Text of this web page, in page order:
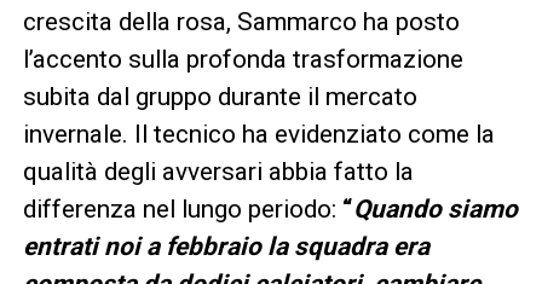
crescita della rosa, Sammarco ha posto
l’accento sulla profonda trasformazione
subita dal gruppo durante il mercato
invernale. Il tecnico ha evidenziato come la
qualità degli avversari abbia fatto la
differenza nel lungo periodo: “Quando siamo
entrati noi a febbraio la squadra era